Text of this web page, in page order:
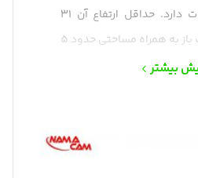
سایر سه پایه ها تفاوت دارد. حداقل ارتفاع آن 31
سانتی متر است در حالت باز به همراه مساحتی حدود 5
میکند. میزان تحمل وزن این
توانید زاویه مورد نظر را
بیشتر